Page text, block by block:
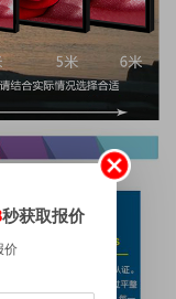
秒获取报价
价